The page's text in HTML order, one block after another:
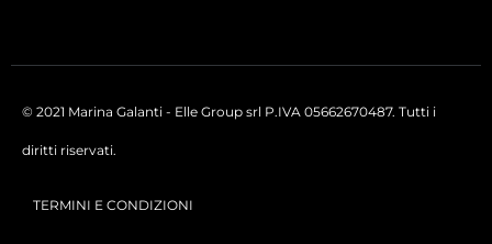
TERMINI E CONDIZIONI
© 2021 Marina Galanti - Elle Group srl P.IVA 05662670487. Tutti i
diritti riservati.